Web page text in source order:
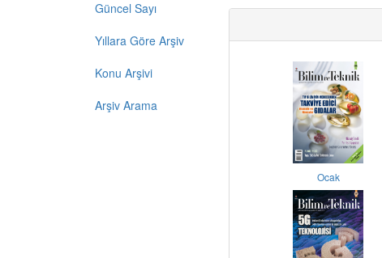
Güncel Sayı
Yıllara Göre Arşiv
Konu Arşivi
Arşiv Arama
Ocak